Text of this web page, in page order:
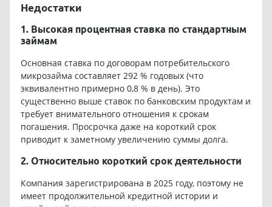
Недостатки
1. Высокая процентная ставка по стандартным
займам
Основная ставка по договорам потребительского
микрозайма составляет 292 % годовых (что
эквивалентно примерно 0,8 % в день). Это
существенно выше ставок по банковским продуктам и
требует внимательного отношения к срокам
погашения. Просрочка даже на короткий срок
приводит к заметному увеличению суммы долга.
2. Относительно короткий срок деятельности
Компания зарегистрирована в 2025 году, поэтому не
имеет продолжительной кредитной истории и